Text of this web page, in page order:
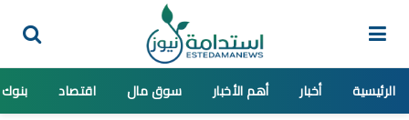
الرئيسية أخبار أهم الأخبار سوق مال اقتصاد بنوك